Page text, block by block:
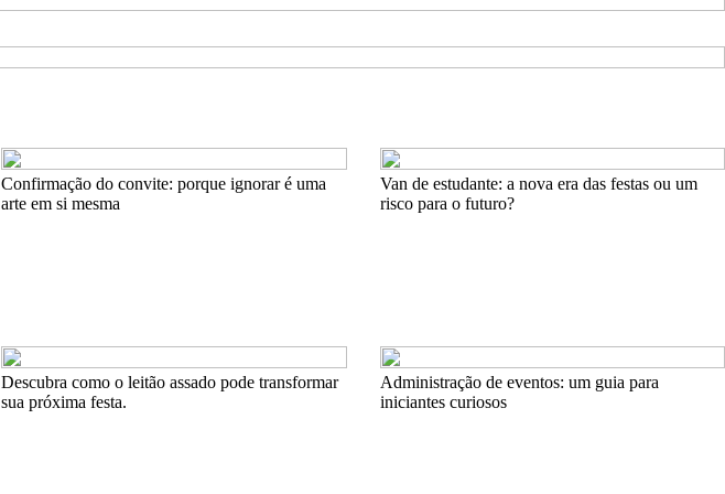
Confirmação do convite: porque ignorar é uma
arte em si mesma
Van de estudante: a nova era das festas ou um
risco para o futuro?
Descubra como o leitão assado pode transformar
sua próxima festa.
Administração de eventos: um guia para
iniciantes curiosos